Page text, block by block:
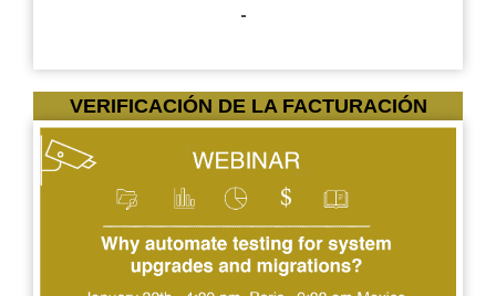
-
VERIFICACIÓN DE LA FACTURACIÓN